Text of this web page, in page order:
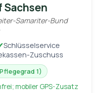
Sachsen
Samariter-Bund
Schlüsselservice
Zuschuss
1)
mobiler GPS-Zusatz